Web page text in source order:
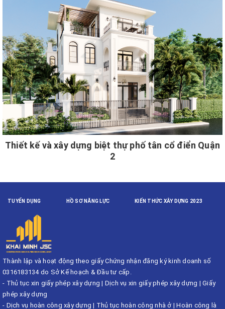
Thiết kế và xây dựng biệt thự phố tân cổ điển Quận
2
TUYỂN DỤNG HỒ SƠ NĂNG LỰC KIẾN THỨC XÂY DỰNG 2023
Thành lập và hoạt động theo giấy Chứng nhận đăng ký kinh doanh số
0316183134 do Sở Kế hoạch & Đầu tư cấp.
- Thủ tục xin giấy phép xây dựng | Dịch vụ xin giấy phép xây dựng | Giấy
phép xây dựng
- Dịch vụ hoàn công xây dựng | Thủ tục hoàn công nhà ở |Hoàn công là